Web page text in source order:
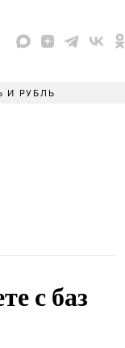
И РУБЛЬ
с баз